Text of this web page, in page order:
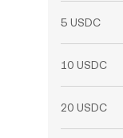
5 USDC
10 USDC
20 USDC